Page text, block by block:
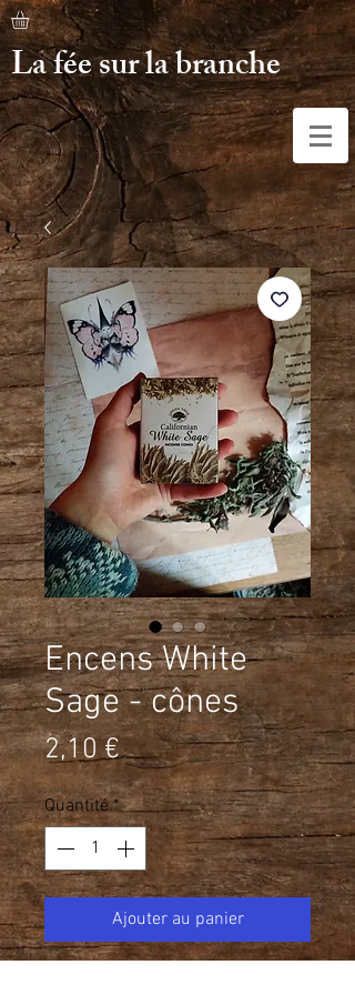
La fée sur la branche
Encens White
Sage - cônes
2,10 €Prix
Quantité *
Ajouter au panier